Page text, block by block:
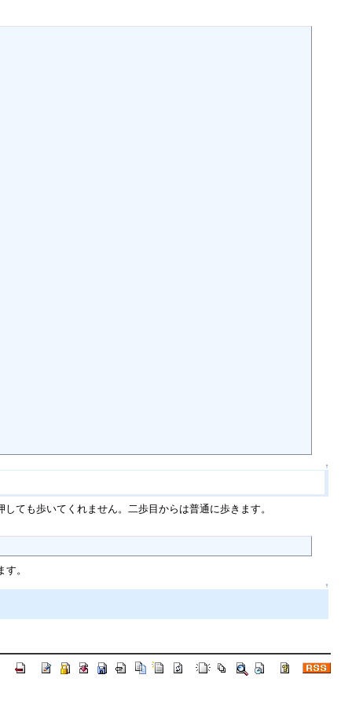
↑
ても歩いてくれません。二歩目からは普通に歩きます。
。
↑